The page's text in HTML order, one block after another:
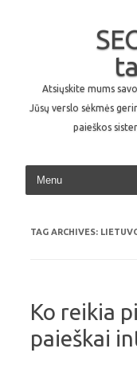
Atsiųskite mums
Jūsų verslo sėkmės
paieškos
TAG ARCHIVES:
Ko reikia
paieškai